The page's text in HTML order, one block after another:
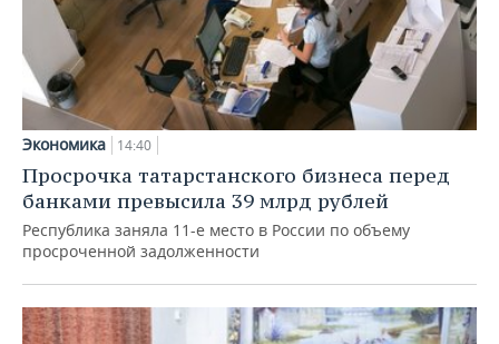
Экономика 14:40
Просрочка татарстанского бизнеса перед
банками превысила 39 млрд рублей
Республика заняла 11-е место в России по объему
просроченной задолженности